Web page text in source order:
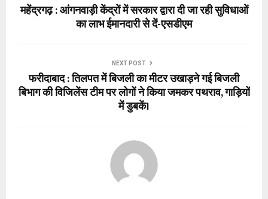
महेंद्रगढ़ : आंगनवाड़ी केंद्रों में सरकार द्वारा दी जा रही सुविधाओं
का लाभ ईमानदारी से दें-एसडीएम
NEXT POST
फरीदाबाद : तिलपत में बिजली का मीटर उखाड़ने गई बिजली
बिभाग की विजिलेंस टीम पर लोगों ने किया जमकर पथराव, गाड़ियों
में डुबकें।